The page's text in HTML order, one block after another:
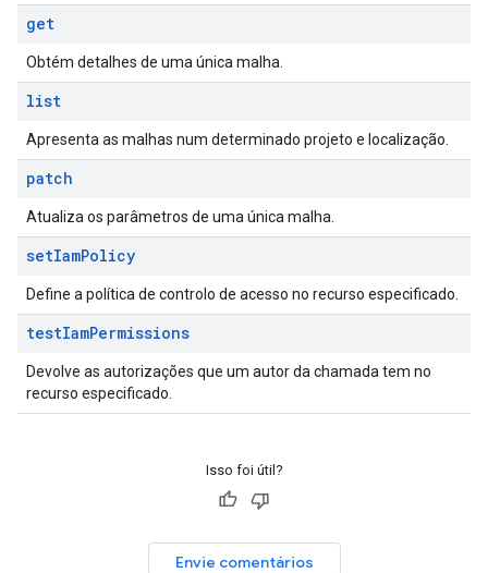
get
Obtém detalhes de uma única malha.
list
Apresenta as malhas num determinado projeto e localização.
patch
Atualiza os parâmetros de uma única malha.
setIamPolicy
Define a política de controlo de acesso no recurso especificado.
testIamPermissions
Devolve as autorizações que um autor da chamada tem no
recurso especificado.
Isso foi útil?
Envie comentários